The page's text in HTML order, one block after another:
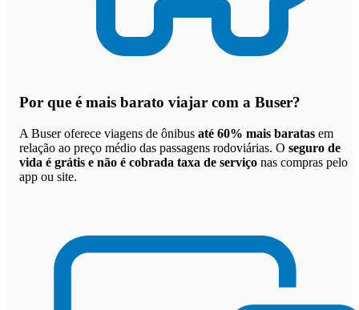
Por que é mais barato viajar com a Buser?
A Buser oferece viagens de ônibus até 60% mais baratas em
relação ao preço médio das passagens rodoviárias. O seguro de
vida é grátis e não é cobrada taxa de serviço nas compras pelo
app ou site.